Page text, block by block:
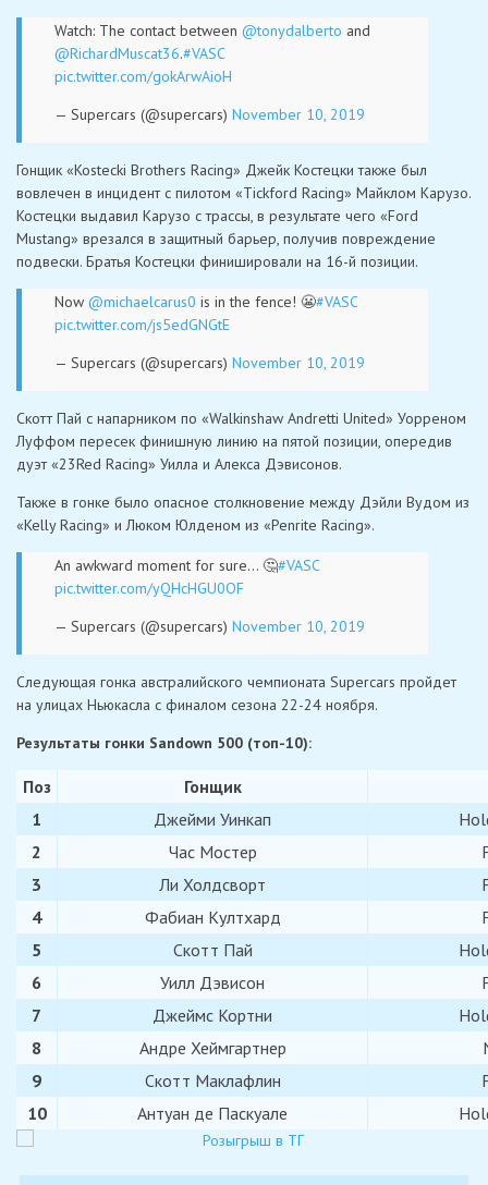
Watch: The contact between @tonydalberto and
@RichardMuscat36.#VASC
pic.twitter.com/gokArwAioH
— Supercars (@supercars) November 10, 2019
Гонщик «Kostecki Brothers Racing» Джейк Костецки также был
вовлечен в инцидент с пилотом «Tickford Racing» Майклом Карузо.
Костецки выдавил Карузо с трассы, в результате чего «Ford
Mustang» врезался в защитный барьер, получив повреждение
подвески. Братья Костецки финишировали на 16-й позиции.
Now @michaelcarus0 is in the fence! 😬#VASC
pic.twitter.com/js5edGNGtE
— Supercars (@supercars) November 10, 2019
Скотт Пай с напарником по «Walkinshaw Andretti United» Уорреном
Луффом пересек финишную линию на пятой позиции, опередив
дуэт «23Red Racing» Уилла и Алекса Дэвисонов.
Также в гонке было опасное столкновение между Дэйли Вудом из
«Kelly Racing» и Люком Юлденом из «Penrite Racing».
An awkward moment for sure… 🤔#VASC
pic.twitter.com/yQHcHGU0OF
— Supercars (@supercars) November 10, 2019
Следующая гонка австралийского чемпионата Supercars пройдет
на улицах Ньюкасла с финалом сезона 22-24 ноября.
Результаты гонки Sandown 500 (топ-10):
Поз
Гонщик
1
Джейми Уинкап
2
Час Мостер
3
Ли Холдсворт
4
Фабиан Култхард
5
Скотт Пай
6
Уилл Дэвисон
7
Джеймс Кортни
8
Андре Хеймгартнер
9
Скотт Маклафлин
10
Антуан де Паскуале